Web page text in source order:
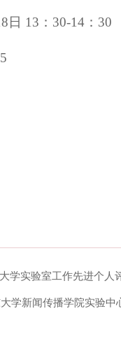
日 13：30-14：30
学实验室工作先进个人
学新闻传播学院实验